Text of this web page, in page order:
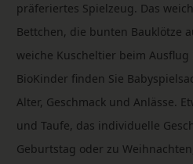
präferiertes Spielzeug. Das
Bettchen, die bunten Bauklötze
weiche Kuscheltier beim Ausflug
BioKinder finden Sie
Alter, Geschmack und Anlässe.
und Taufe, das individuelle
Geburtstag oder zu